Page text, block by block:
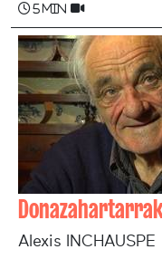
5 min
Alexis INCHAUSPE